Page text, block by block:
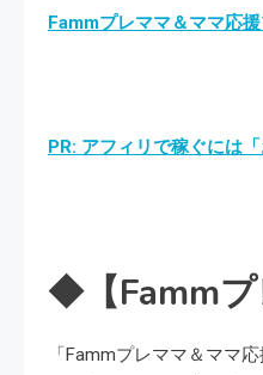
Fammプレママ＆ママ応
PR: アフィリで稼ぐには
◆【Famm
「Fammプレママ＆ママ